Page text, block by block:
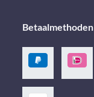
Betaalmethoden